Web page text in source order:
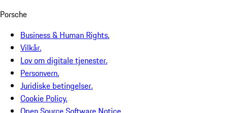
Porsche
Business & Human Rights.
Vilkår.
Lov om digitale tjenester.
Personvern.
Juridiske betingelser.
Cookie Policy.